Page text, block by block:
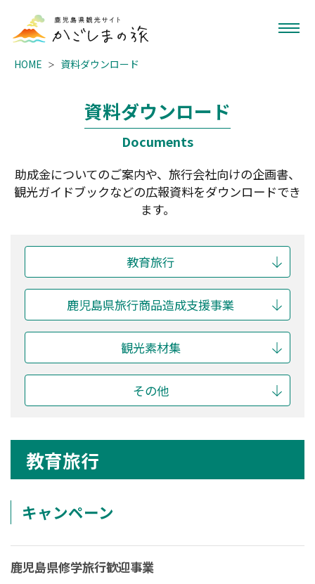
HOME 資料ダウンロード
資料ダウンロード
Documents
助成金についてのご案内や、旅行会社向けの企画書、
観光ガイドブックなどの広報資料をダウンロードでき
ます。
教育旅行
鹿児島県旅行商品造成支援事業
観光素材集
その他
教育旅行
キャンペーン
鹿児島県修学旅行歓迎事業